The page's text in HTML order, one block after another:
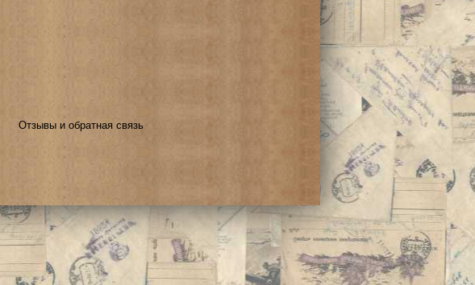
Отзывы и обратная связь